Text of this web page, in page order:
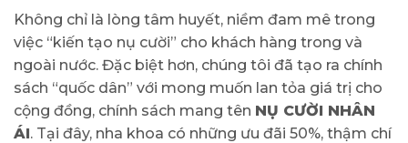
Không chỉ là lòng tâm huyết, niềm đam mê trong
việc “kiến tạo nụ cười” cho khách hàng trong và
ngoài nước. Đặc biệt hơn, chúng tôi đã tạo ra chính
sách “quốc dân” với mong muốn lan tỏa giá trị cho
cộng đồng, chính sách mang tên NỤ CƯỜI NHÂN
ÁI. Tại đây, nha khoa có những ưu đãi 50%, thậm chí